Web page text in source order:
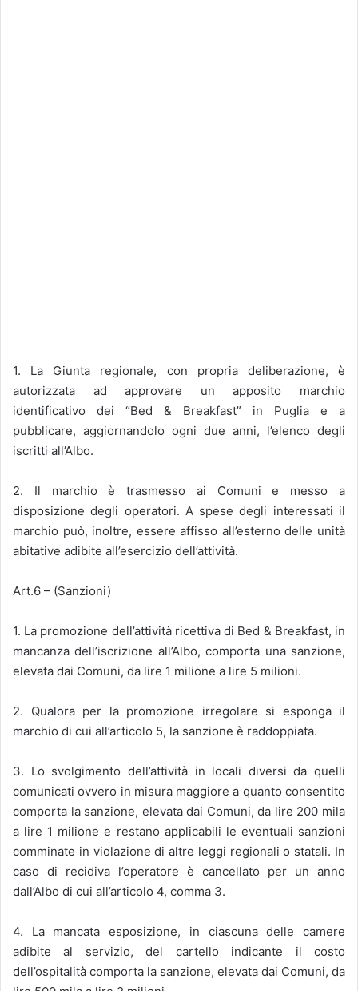
1. La Giunta regionale, con propria deliberazione, è
autorizzata ad approvare un apposito marchio
identificativo dei “Bed & Breakfast” in Puglia e a
pubblicare, aggiornandolo ogni due anni, l’elenco degli
iscritti all’Albo.
2. Il marchio è trasmesso ai Comuni e messo a
disposizione degli operatori. A spese degli interessati il
marchio può, inoltre, essere affisso all’esterno delle unità
abitative adibite all’esercizio dell’attività.
Art.6 – (Sanzioni)
1. La promozione dell’attività ricettiva di Bed & Breakfast, in
mancanza dell’iscrizione all’Albo, comporta una sanzione,
elevata dai Comuni, da lire 1 milione a lire 5 milioni.
2. Qualora per la promozione irregolare si esponga il
marchio di cui all’articolo 5, la sanzione è raddoppiata.
3. Lo svolgimento dell’attività in locali diversi da quelli
comunicati ovvero in misura maggiore a quanto consentito
comporta la sanzione, elevata dai Comuni, da lire 200 mila
a lire 1 milione e restano applicabili le eventuali sanzioni
comminate in violazione di altre leggi regionali o statali. In
caso di recidiva l’operatore è cancellato per un anno
dall’Albo di cui all’articolo 4, comma 3.
4. La mancata esposizione, in ciascuna delle camere
adibite al servizio, del cartello indicante il costo
dell’ospitalità comporta la sanzione, elevata dai Comuni, da